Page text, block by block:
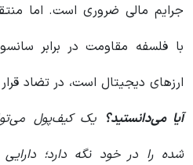
جرایم مالی ضروری است. اما
با فلسفه مقاومت در برابر
ارزهای دیجیتال است، در تضاد قرار
آیا می‌دانستید؟ یک کیف‌پول
شده را در خود نگه دارد؛